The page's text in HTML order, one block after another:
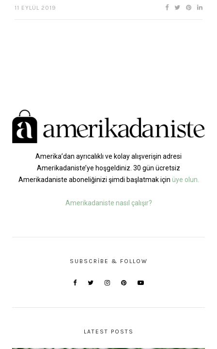
11 EYLÜL 2019
Amerika’dan ayrıcalıklı ve kolay alışverişin adresi
Amerikadaniste’ye hoşgeldiniz. 30 gün ücretsiz
Amerikadaniste aboneliğinizi şimdi başlatmak için üye olun.
Amerikadaniste nasıl çalışır?
SUBSCRIBE & FOLLOW
LATEST POSTS